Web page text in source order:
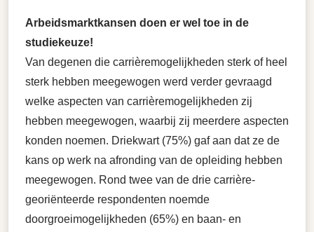
Arbeidsmarktkansen doen er wel toe in de
studiekeuze!
Van degenen die carrièremogelijkheden sterk of heel
sterk hebben meegewogen werd verder gevraagd
welke aspecten van carrièremogelijkheden zij
hebben meegewogen, waarbij zij meerdere aspecten
konden noemen. Driekwart (75%) gaf aan dat ze de
kans op werk na afronding van de opleiding hebben
meegewogen. Rond twee van de drie carrière-
georiënteerde respondenten noemde
doorgroeimogelijkheden (65%) en baan- en